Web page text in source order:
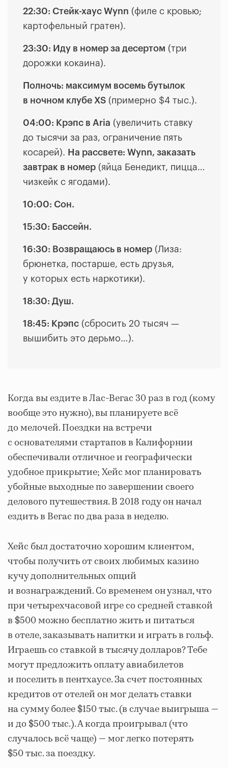
22:30: Стейк-хаус Wynn (филе с кровью;
картофельный гратен ).
23:30: Иду в номер за десертом (три
дорожки кокаина).
Полночь: максимум восемь бутылок
в ночном клубе XS (примерно $4 тыс.).
04:00: Крэпс в Aria (увеличить ставку
до тысячи за раз, ограничение пять
косарей). На рассвете: Wynn, заказать
завтрак в номер (яйца Бенедикт, пицца…
чизкейк с ягодами).
10:00: Сон.
15:30: Бассейн.
16:30: Возвращаюсь в номер (Лиза:
брюнетка, постарше, есть друзья,
у которых есть наркотики).
18:30: Душ.
18:45: Крэпс (сбросить 20 тысяч —
вышибить это дерьмо…).
Когда вы ездите в Лас-Вегас 30 раз в год (кому
вообще это нужно), вы планируете всё
до мелочей. Поездки на встречи
с основателями стартапов в Калифорнии
обеспечивали отличное и географически
удобное прикрытие; Хейс мог планировать
убойные выходные по завершении своего
делового путешествия. В 2018 году он начал
ездить в Вегас по два раза в неделю.
Хейс был достаточно хорошим клиентом,
чтобы получить от своих любимых казино
кучу дополнительных опций
и вознаграждений. Со временем он узнал, что
при четырехчасовой игре со средней ставкой
в $500 можно бесплатно жить и питаться
в отеле, заказывать напитки и играть в гольф.
Играешь со ставкой в тысячу долларов? Тебе
могут предложить оплату авиабилетов
и поселить в пентхаусе. За счет постоянных
кредитов от отелей он мог делать ставки
на сумму более $150 тыс. (в случае выигрыша —
и до $500 тыс.). А когда проигрывал (что
случалось всё чаще) — мог легко потерять
$50 тыс. за поездку.